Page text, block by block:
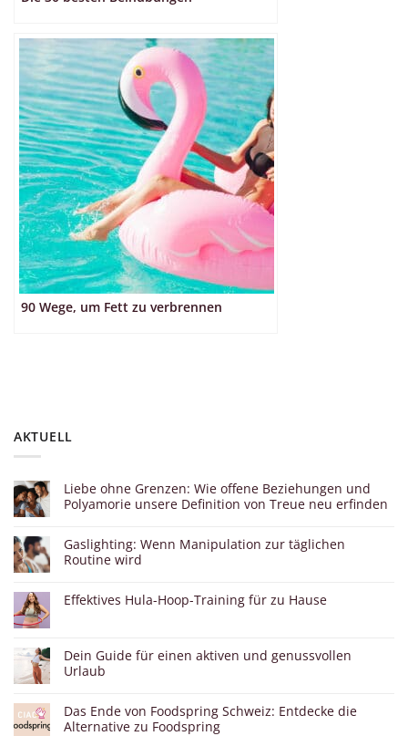
90 Wege, um Fett zu verbrennen
AKTUELL
Liebe ohne Grenzen: Wie offene Beziehungen und
Polyamorie unsere Definition von Treue neu erfinden
Gaslighting: Wenn Manipulation zur täglichen
Routine wird
Effektives Hula-Hoop-Training für zu Hause
Dein Guide für einen aktiven und genussvollen
Urlaub
Das Ende von Foodspring Schweiz: Entdecke die
Alternative zu Foodspring